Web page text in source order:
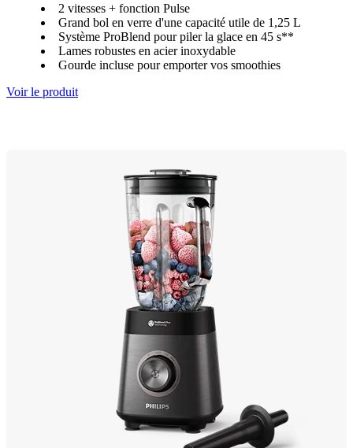
2 vitesses + fonction Pulse
Grand bol en verre d'une capacité utile de 1,25 L
Système ProBlend pour piler la glace en 45 s**
Lames robustes en acier inoxydable
Gourde incluse pour emporter vos smoothies
Voir le produit